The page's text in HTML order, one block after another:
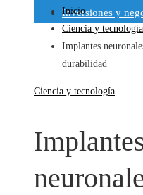
Inversiones y
Inicio
Ciencia y tecnología
Implantes
durabilidad
Ciencia y tecnología
Implantes